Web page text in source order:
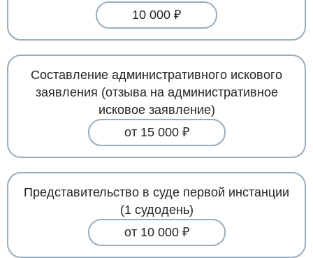
10 000 ₽
Составление административного искового
заявления (отзыва на административное
исковое заявление)
от 15 000 ₽
Представительство в суде первой инстанции
(1 судодень)
от 10 000 ₽